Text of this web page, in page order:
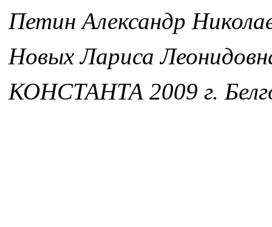
Петин Александр
Новых Лариса
КОНСТАНТА 2009 г.